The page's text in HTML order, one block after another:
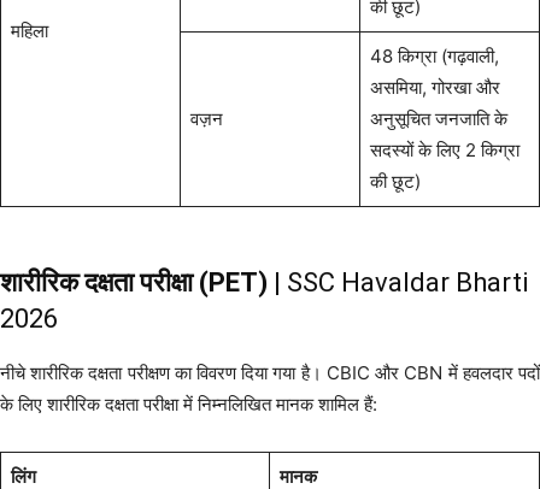
महिला
की छूट)
वज़न
48 किग्रा (गढ़वाली,
असमिया, गोरखा और
अनुसूचित जनजाति के
सदस्यों के लिए 2 किग्रा
की छूट)
शारीरिक दक्षता परीक्षा (PET) | SSC Havaldar Bharti
2026
नीचे शारीरिक दक्षता परीक्षण का विवरण दिया गया है। CBIC और CBN में हवलदार पदों
के लिए शारीरिक दक्षता परीक्षा में निम्नलिखित मानक शामिल हैं:
लिंग मानक